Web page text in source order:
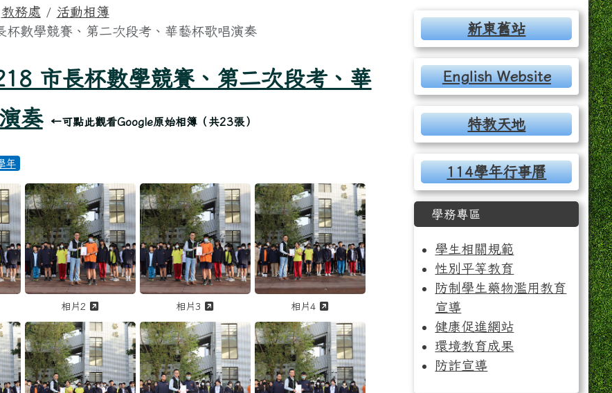
教務處
活動相簿
數學競賽、第二次段考、華藝杯歌唱演奏
市長杯數學競賽、第二次段考、華
奏
←可點此觀看Google原始相簿（共23張）
年
市長杯數學競賽、第二次段考、華藝杯歌唱演奏」活動相簿
市長杯數學競賽、第二次段考、華藝杯歌唱演奏」之相片列表，共有 23 張。
1141218 市長杯數學競賽、第二次段考、華藝杯歌唱演奏」之相片，編號 1 / 23
新視窗觀看「1141218 市長杯數學競賽、第二次段考、華藝杯歌唱演奏」之相片編號 1 原圖
點擊放大觀看「1141218 市長杯數學競賽、第二次段考、華藝杯歌唱演奏」之相片，編號 2 / 23
相片2 另開新視窗觀看「1141218 市長杯數學競賽、第二次段考、華藝杯歌唱演奏」之相片編號 2 原圖
點擊放大觀看「1141218 市長杯數學競賽、第二次段考、華藝杯歌唱演奏」之
相片3 另開新視窗觀看「1141218 市長杯數學競賽、第二次段考、華藝杯歌唱演奏」之相片編號 3
點擊放大觀看「1141218 市長杯數學競賽、第二次段考、
相片4 另開新視窗觀看「1141218 市長杯數學競賽、第二次段考、華
1141218 市長杯數學競賽、第二次段考、華藝杯歌唱演奏」之相片，編號 5 / 23
點擊放大觀看「1141218 市長杯數學競賽、第二次段考、華藝杯歌唱演奏」之相片，編號 6 / 23
點擊放大觀看「1141218 市長杯數學競賽、第二次段考、華藝杯歌唱演奏」之
點擊放大觀看「1141218 市長杯數學競賽、第二次段考、
右邊區域內容
新東舊站
English Website
特教天地
114學年行事曆
學務專區
學生相關規範
性別平等教育
防制學生藥物濫用教育
宣導
健康促進網站
環境教育成果
防詐宣導